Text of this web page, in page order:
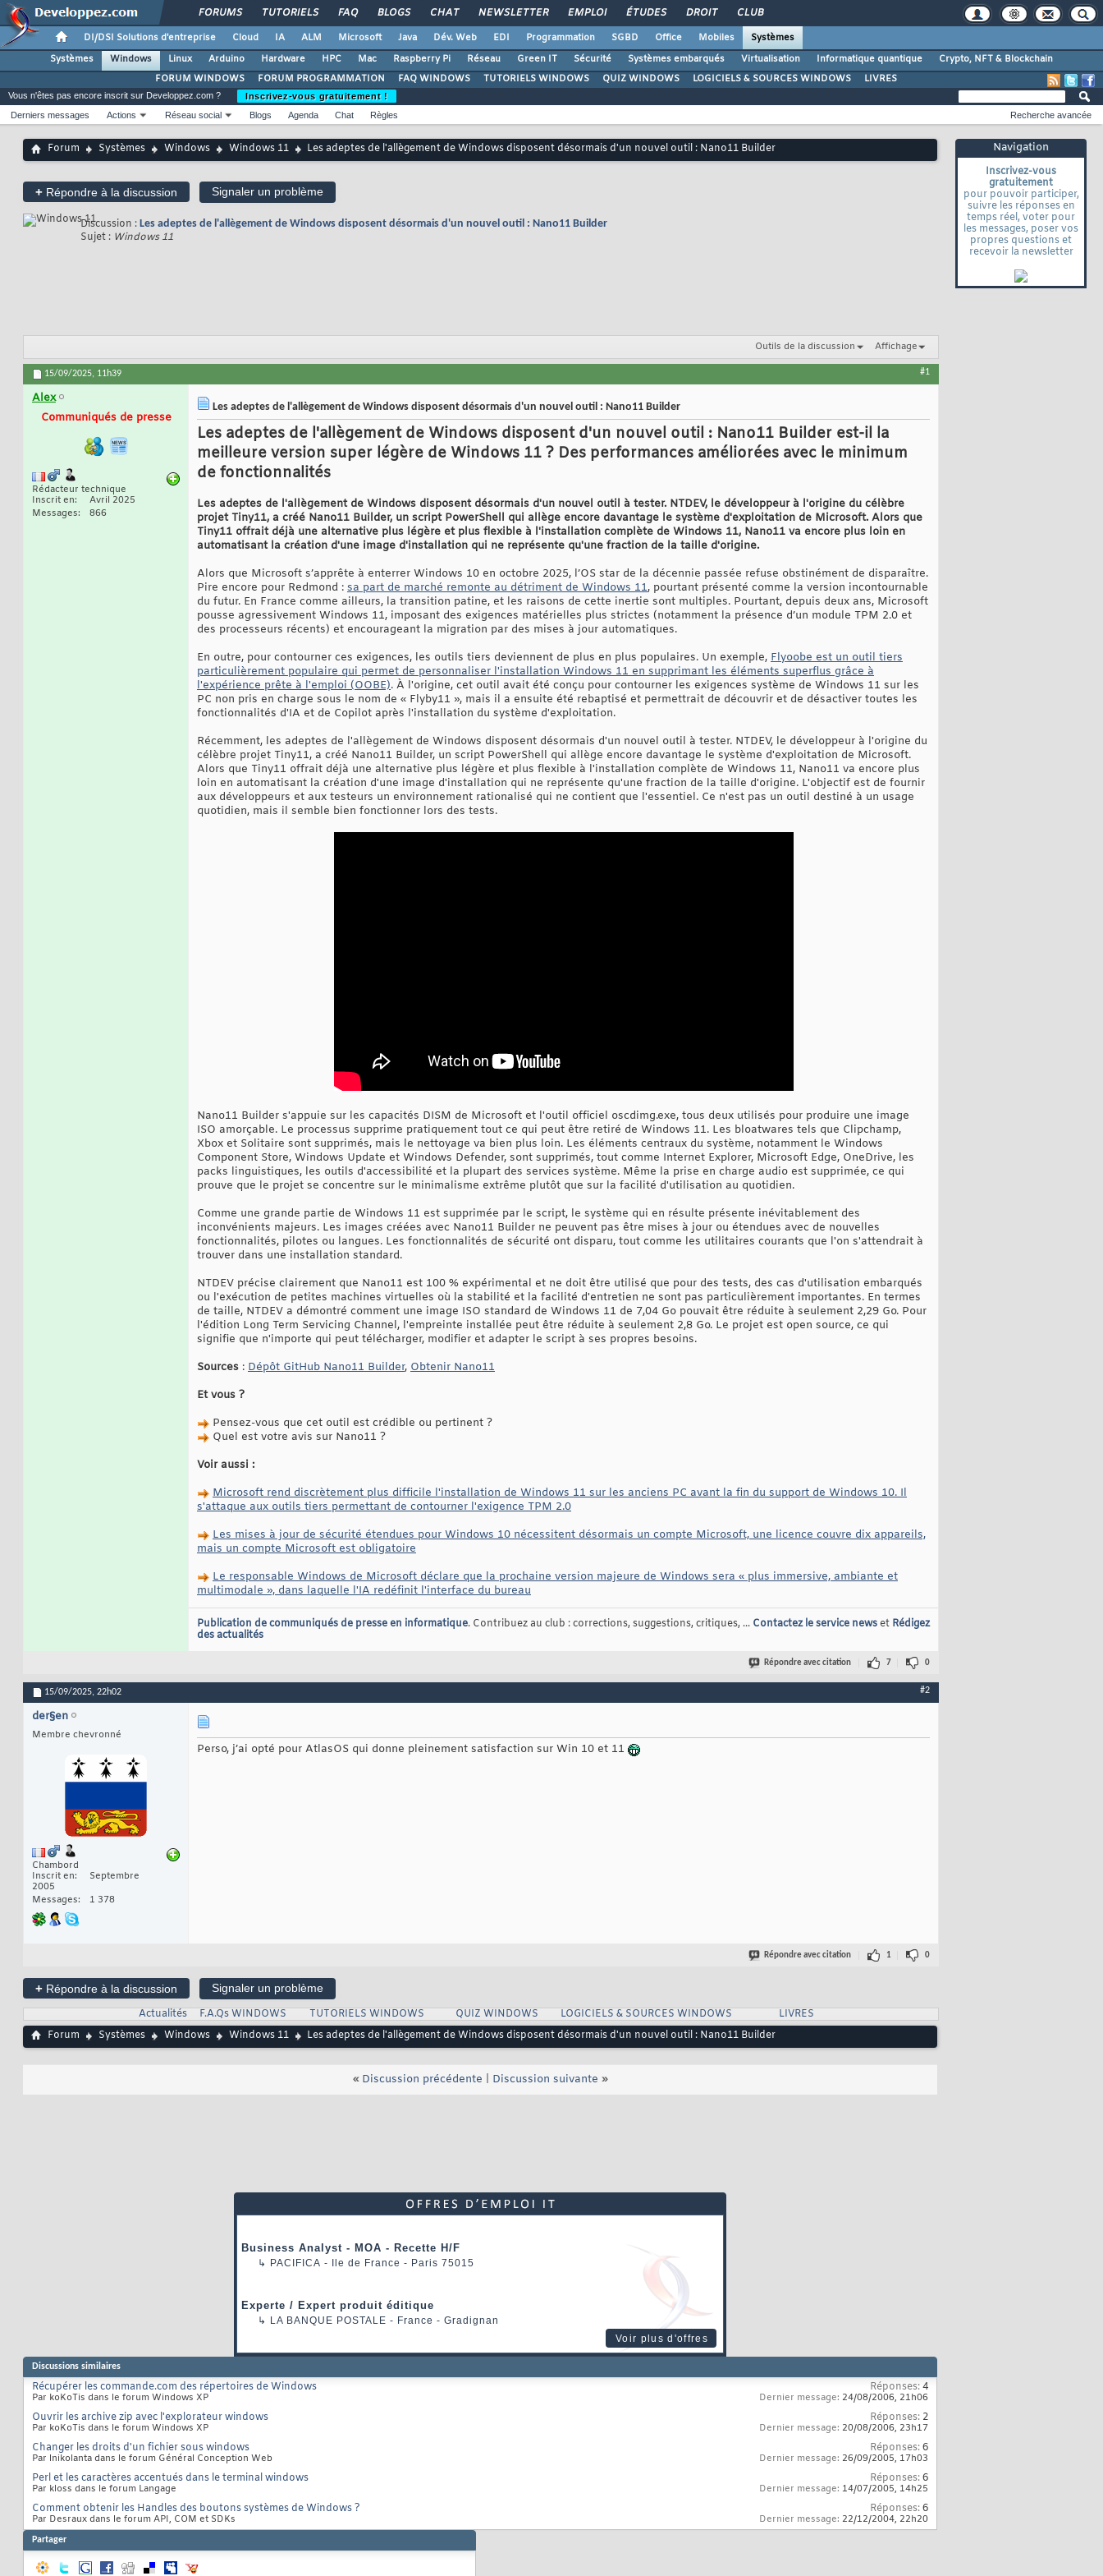
FORUMS TUTORIELS FAQ BLOGS CHAT NEWSLETTER EMPLOI ÉTUDES DROIT CLUB
DI/DSI Solutions d'entreprise Cloud IA ALM Microsoft Java Dév. Web EDI Programmation SGBD Office Mobiles
Systèmes
Systèmes
Windows Linux Arduino Hardware HPC Mac Raspberry Pi Réseau Green IT Sécurité Systèmes embarqués Virtualisation Informatique quantique
Crypto, NFT & Blockchain
FORUM WINDOWS
FORUM PROGRAMMATION FAQ WINDOWS TUTORIELS WINDOWS QUIZ WINDOWS LOGICIELS & SOURCES WINDOWS LIVRES
Navigation
Inscrivez-vous
gratuitement
pour pouvoir participer,
suivre les réponses en
temps réel, voter pour
les messages, poser vos
propres questions et
recevoir la newsletter
Vous n'êtes pas encore inscrit sur Developpez.com ?
Inscrivez-vous gratuitement !
Derniers messages
Actions Réseau social Blogs Agenda Chat Règles Recherche avancée
Forum Systèmes Windows Windows 11 Les adeptes de l'allègement de Windows disposent désormais d'un nouvel outil : Nano11 Builder
+ Répondre à la discussion Signaler un problème
Discussion : Les adeptes de l'allègement de Windows disposent désormais d'un nouvel outil : Nano11 Builder
Sujet : Windows 11
Outils de la discussion Affichage
15/09/2025, 11h39 #1
Alex
Communiqués de presse
Rédacteur technique
Inscrit en
Avril 2025
Messages
866
Les adeptes de l'allègement de Windows disposent désormais d'un nouvel outil : Nano11 Builder
Les adeptes de l'allègement de Windows disposent d'un nouvel outil : Nano11 Builder est-il la
meilleure version super légère de Windows 11 ? Des performances améliorées avec le minimum
de fonctionnalités
Les adeptes de l'allègement de Windows disposent désormais d'un nouvel outil à tester. NTDEV, le développeur à l'origine du célèbre
projet Tiny11, a créé Nano11 Builder, un script PowerShell qui allège encore davantage le système d'exploitation de Microsoft. Alors que
Tiny11 offrait déjà une alternative plus légère et plus flexible à l'installation complète de Windows 11, Nano11 va encore plus loin en
automatisant la création d'une image d'installation qui ne représente qu'une fraction de la taille d'origine.
Alors que Microsoft s’apprête à enterrer Windows 10 en octobre 2025, l’OS star de la décennie passée refuse obstinément de disparaître.
Pire encore pour Redmond : sa part de marché remonte au détriment de Windows 11, pourtant présenté comme la version incontournable
du futur. En France comme ailleurs, la transition patine, et les raisons de cette inertie sont multiples. Pourtant, depuis deux ans, Microsoft
pousse agressivement Windows 11, imposant des exigences matérielles plus strictes (notamment la présence d’un module TPM 2.0 et
des processeurs récents) et encourageant la migration par des mises à jour automatiques.
En outre, pour contourner ces exigences, les outils tiers deviennent de plus en plus populaires. Un exemple, Flyoobe est un outil tiers
particulièrement populaire qui permet de personnaliser l'installation Windows 11 en supprimant les éléments superflus grâce à
l'expérience prête à l'emploi (OOBE). À l'origine, cet outil avait été conçu pour contourner les exigences système de Windows 11 sur les
PC non pris en charge sous le nom de « Flyby11 », mais il a ensuite été rebaptisé et permettrait de découvrir et de désactiver toutes les
fonctionnalités d'IA et de Copilot après l'installation du système d'exploitation.
Récemment, les adeptes de l'allègement de Windows disposent désormais d'un nouvel outil à tester. NTDEV, le développeur à l'origine du
célèbre projet Tiny11, a créé Nano11 Builder, un script PowerShell qui allège encore davantage le système d'exploitation de Microsoft.
Alors que Tiny11 offrait déjà une alternative plus légère et plus flexible à l'installation complète de Windows 11, Nano11 va encore plus
loin en automatisant la création d'une image d'installation qui ne représente qu'une fraction de la taille d'origine. L'objectif est de fournir
aux développeurs et aux testeurs un environnement rationalisé qui ne contient que l'essentiel. Ce n'est pas un outil destiné à un usage
quotidien, mais il semble bien fonctionner lors des tests.
Nano11 Builder s'appuie sur les capacités DISM de Microsoft et l'outil officiel oscdimg.exe, tous deux utilisés pour produire une image
ISO amorçable. Le processus supprime pratiquement tout ce qui peut être retiré de Windows 11. Les bloatwares tels que Clipchamp,
Xbox et Solitaire sont supprimés, mais le nettoyage va bien plus loin. Les éléments centraux du système, notamment le Windows
Component Store, Windows Update et Windows Defender, sont supprimés, tout comme Internet Explorer, Microsoft Edge, OneDrive, les
packs linguistiques, les outils d'accessibilité et la plupart des services système. Même la prise en charge audio est supprimée, ce qui
prouve que le projet se concentre sur le minimalisme extrême plutôt que sur la facilité d'utilisation au quotidien.
Comme une grande partie de Windows 11 est supprimée par le script, le système qui en résulte présente inévitablement des
inconvénients majeurs. Les images créées avec Nano11 Builder ne peuvent pas être mises à jour ou étendues avec de nouvelles
fonctionnalités, pilotes ou langues. Les fonctionnalités de sécurité ont disparu, tout comme les utilitaires courants que l'on s'attendrait à
trouver dans une installation standard.
NTDEV précise clairement que Nano11 est 100 % expérimental et ne doit être utilisé que pour des tests, des cas d'utilisation embarqués
ou l'exécution de petites machines virtuelles où la stabilité et la facilité d'entretien ne sont pas particulièrement importantes. En termes
de taille, NTDEV a démontré comment une image ISO standard de Windows 11 de 7,04 Go pouvait être réduite à seulement 2,29 Go. Pour
l'édition Long Term Servicing Channel, l'empreinte installée peut être réduite à seulement 2,8 Go. Le projet est open source, ce qui
signifie que n'importe qui peut télécharger, modifier et adapter le script à ses propres besoins.
Sources : Dépôt GitHub Nano11 Builder, Obtenir Nano11
Et vous ?
Pensez-vous que cet outil est crédible ou pertinent ?
Quel est votre avis sur Nano11 ?
Voir aussi :
Microsoft rend discrètement plus difficile l'installation de Windows 11 sur les anciens PC avant la fin du support de Windows 10. Il
s'attaque aux outils tiers permettant de contourner l'exigence TPM 2.0
Les mises à jour de sécurité étendues pour Windows 10 nécessitent désormais un compte Microsoft, une licence couvre dix appareils,
mais un compte Microsoft est obligatoire
Le responsable Windows de Microsoft déclare que la prochaine version majeure de Windows sera « plus immersive, ambiante et
multimodale », dans laquelle l'IA redéfinit l'interface du bureau
Publication de communiqués de presse en informatique. Contribuez au club : corrections, suggestions, critiques, ... Contactez le service newset Rédigez
des actualités
Répondre avec citation 7 0
15/09/2025, 22h02 #2
der§en
Membre chevronné
Chambord
Inscrit en
Septembre
2005
Messages
1 378
Perso, j’ai opté pour AtlasOS qui donne pleinement satisfaction sur Win 10 et 11
Répondre avec citation 1 0
+ Répondre à la discussion
Signaler un problème
Actualités
F.A.Qs WINDOWS TUTORIELS WINDOWS QUIZ WINDOWS LOGICIELS & SOURCES WINDOWS
LIVRES
Forum
Systèmes Windows Windows 11 Les adeptes de l'allègement de Windows disposent désormais d'un nouvel outil : Nano11 Builder
« Discussion précédente Discussion suivante »
Business Analyst - MOA - Recette H/F
↳ PACIFICA - Ile de France - Paris 75015
Experte / Expert produit éditique
↳ LA BANQUE POSTALE - France - Gradignan
Voir plus d'offres
Discussions similaires
Récupérer les commande.com des répertoires de Windows
Par koKoTis dans le forum Windows XP
Réponses:4
Dernier message: 24/08/2006, 21h06
Ouvrir les archive zip avec l'explorateur windows
Par koKoTis dans le forum Windows XP
Réponses: 2
Dernier message: 20/08/2006, 23h17
Changer les droits d'un fichier sous windows
Par lnikolanta dans le forum Général Conception Web
Réponses:6
Dernier message: 26/09/2005, 17h03
Perl et les caractères accentués dans le terminal windows
Par kloss dans le forum Langage
Réponses:6
Dernier message: 14/07/2005, 14h25
Comment obtenir les Handles des boutons systèmes de Windows ?
Par Desraux dans le forum API, COM et SDKs
Réponses:6
Dernier message: 22/12/2004, 22h20
Partager